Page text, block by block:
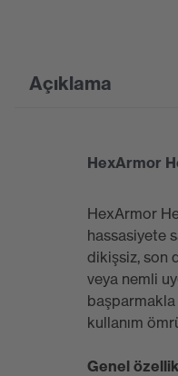
Açıklama
HexArmor
HexArmor
hassasiyete
dikişsiz, son
veya nemli
başparmakla
kullanım
Genel